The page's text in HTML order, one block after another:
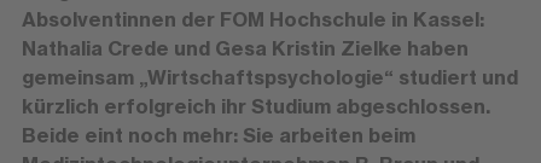
Absolventinnen der FOM Hochschule in Kassel:
Nathalia Crede und Gesa Kristin Zielke haben
gemeinsam „Wirtschaftspsychologie“ studiert und
kürzlich erfolgreich ihr Studium abgeschlossen.
Beide eint noch mehr: Sie arbeiten beim